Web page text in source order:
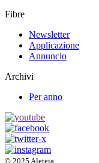
Fibre
Newsletter
Applicazione
Annuncio
Archivi
Per anno
© 2025 Aleteia